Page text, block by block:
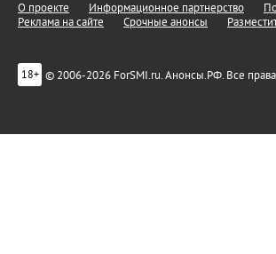
О проекте Информационное партнерство
Реклама на сайте
Срочные анонсы
18+ © 2006-2026 ForSMI.ru. Анонсы.РФ. Все